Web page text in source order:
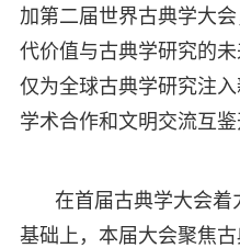
加第二届世界古典学大
代价值与古典学研究的
仅为全球古典学研究注
学术合作和文明交流互鉴
在首届古典学大会着
基础上，本届大会聚焦